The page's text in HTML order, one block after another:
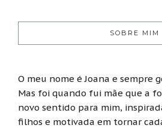
SOBRE MIM
O meu nome é Joana e sempre
Mas foi quando fui mãe que a
novo sentido para mim,
filhos e motivada em tornar